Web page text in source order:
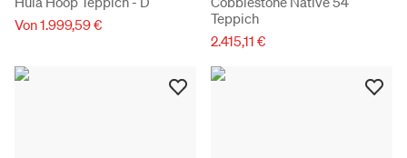
Von 1.999,59 €
Teppich
2.415,11 €